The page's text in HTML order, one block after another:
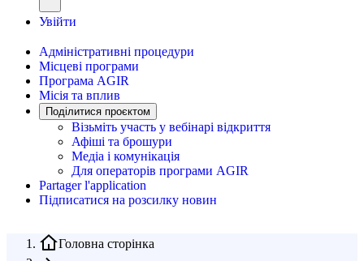
Увійти
Адміністративні процедури
Місцеві програми
Програма AGIR
Місія та вплив
Поділитися проєктом
Візьміть участь у вебінарі відкриття
Афіші та брошури
Медіа і комунікація
Для операторів програми AGIR
Partager l'application
Підписатися на розсилку новин
Головна сторінка